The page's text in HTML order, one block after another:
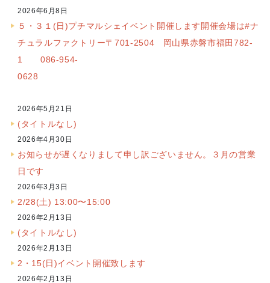
2026年6月8日
５・３１(日)プチマルシェイベント開催します開催会場は#ナ
チュラルファクトリー〒701-2504 岡山県赤磐市福田782-
1 086-954-
0628
2026年5月21日
(タイトルなし)
2026年4月30日
お知らせが遅くなりまして申し訳ございません。３月の営業
日です
2026年3月3日
2/28(土) 13:00〜15:00
2026年2月13日
(タイトルなし)
2026年2月13日
2・15(日)イベント開催致します
2026年2月13日